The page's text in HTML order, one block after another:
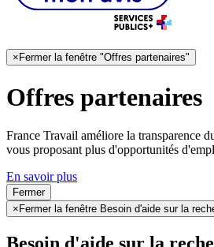
× Fermer la fenêtre "Offres partenaires"
Offres partenaires
France Travail améliore la transparence
vous proposant plus d'opportunités
En savoir plus
Fermer
× Fermer la fenêtre Besoin d'aide sur la